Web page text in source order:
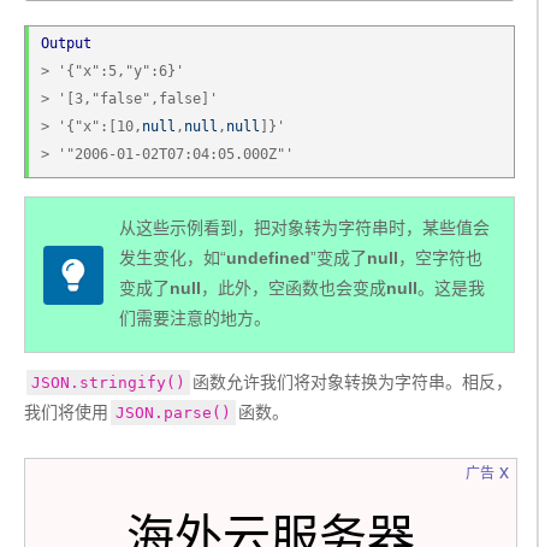
Output
> '{"x":5,"y":6}'
> '[3,"false",false]'
> '{"x":[10, null , null , null ]}'
> '"2006-01-02T07:04:05.000Z"'
从这些示例看到，把对象转为字符串时，某些值会
发生变化，如“undefined”变成了null，空字符也
变成了null，此外，空函数也会变成null。这是我
们需要注意的地方。
JSON.stringify()
函数允许我们将对象转换为字符串。相反，
我们将使用 JSON.parse() 函数。
广告 x